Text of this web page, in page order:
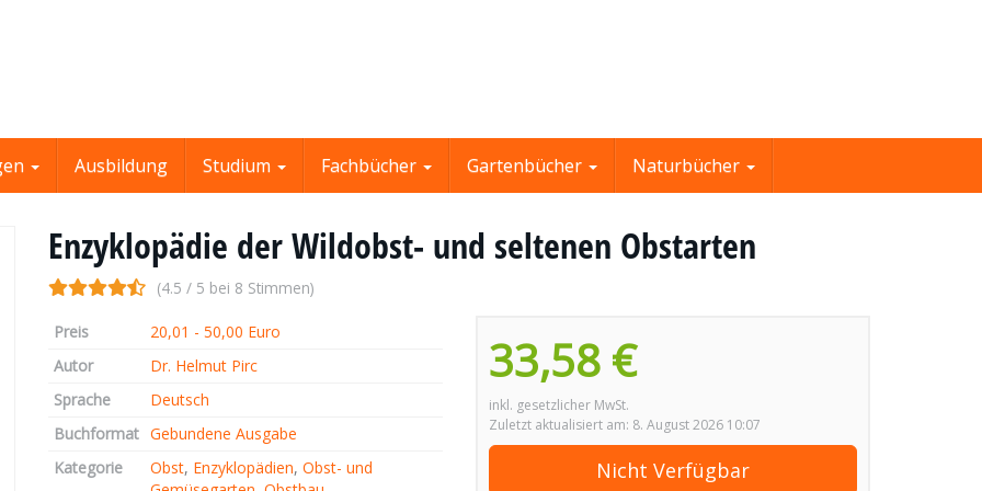
Ausbildung Studium Fachbücher Gartenbücher Naturbücher
Enzyklopädie der Wildobst- und seltenen Obstarten
(4.5 / 5 bei 8 Stimmen)
33,58 €
inkl. gesetzlicher MwSt.
Zuletzt aktualisiert am: 8. August 2026 10:07
Nicht Verfügbar
Preis
20,01 - 50,00 Euro
Autor
Dr. Helmut Pirc
Sprache
Deutsch
Buchformat Gebundene Ausgabe
Kategorie
Obst, Enzyklopädien, Obst- und